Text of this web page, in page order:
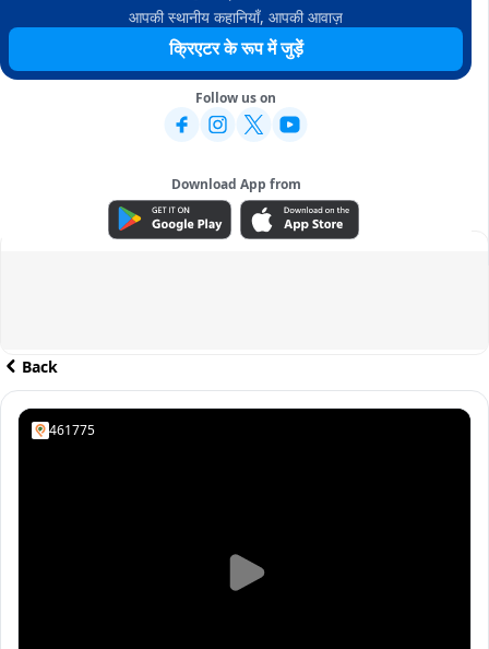
आपकी स्थानीय कहानियाँ, आपकी आवाज़
क्रिएटर के रूप में जुड़ें
Follow us on
Download App from
ADVERTISEMENT
Back
461775
Sensitive Content
This video contains sensitive content which